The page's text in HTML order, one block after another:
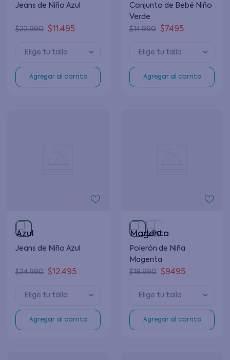
Jeans de Niño Azul
$22.990 $11 .495
Elige tu talla
Agregar al carrito
Conjunto de Bebé Niño
Verde
$14.990 $7495
Elige tu talla
Agregar al carrito
Jeans de Niño Azul
$24.990 $12.495
Elige tu talla
Agregar al carrito
Polerón de Niña
Magenta
$18.990 $9495
Elige tu talla
Agregar al carrito